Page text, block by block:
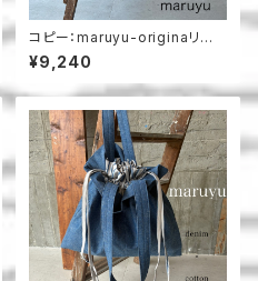
コピー：maruyu-originaリボ
ントート
¥9,240